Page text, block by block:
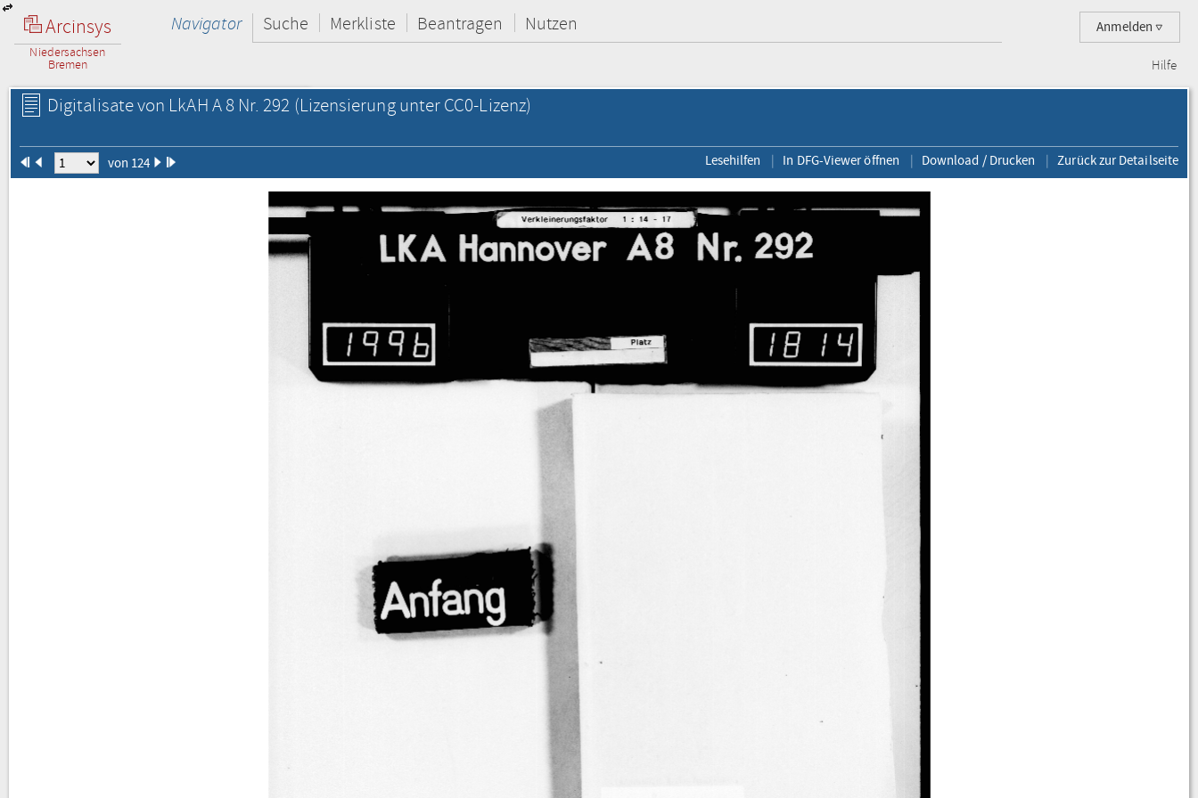
Arcinsys
Niedersachsen
Bremen
Anmelden
Navigator Suche Merkliste Beantragen Nutzen
Hilfe
Digitalisate von LkAH A 8 Nr. 292 (Lizensierung unter CC0-Lizenz)
von 124 Lesehilfen In DFG-Viewer öffnen Download / Drucken Zurück zur Detailseite